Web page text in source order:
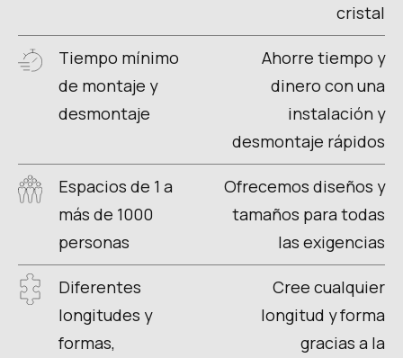
cristal
Tiempo mínimo
de montaje y
desmontaje
Ahorre tiempo y
dinero con una
instalación y
desmontaje rápidos
Espacios de 1 a
más de 1000
personas
Ofrecemos diseños y
tamaños para todas
las exigencias
Diferentes
longitudes y
formas,
Cree cualquier
longitud y forma
gracias a la